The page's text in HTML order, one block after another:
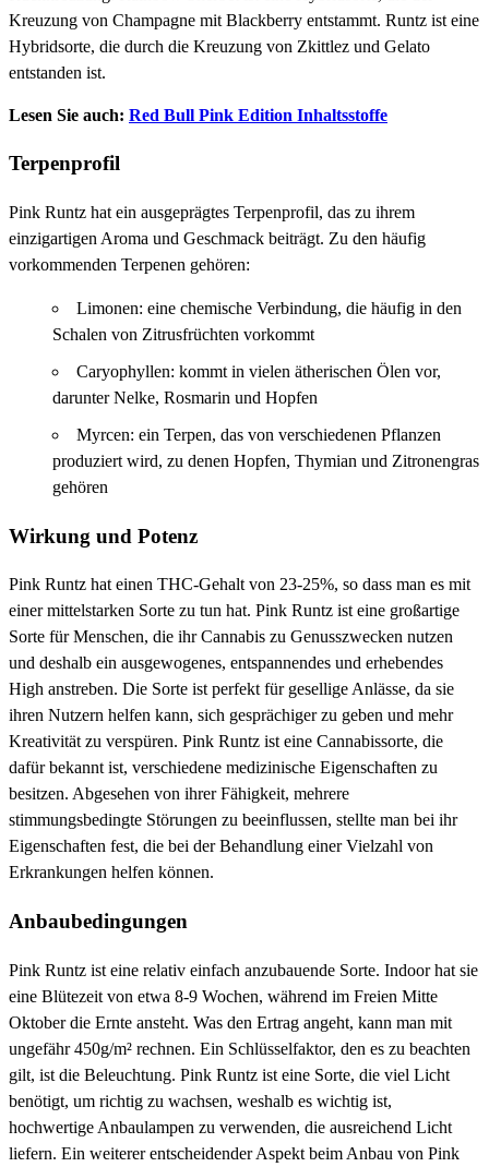
Kreuzung von Champagne mit Blackberry entstammt. Runtz ist eine
Hybridsorte, die durch die Kreuzung von Zkittlez und Gelato
entstanden ist.
Lesen Sie auch: Red Bull Pink Edition Inhaltsstoffe
Terpenprofil
Pink Runtz hat ein ausgeprägtes Terpenprofil, das zu ihrem
einzigartigen Aroma und Geschmack beiträgt. Zu den häufig
vorkommenden Terpenen gehören:
Limonen: eine chemische Verbindung, die häufig in den
Schalen von Zitrusfrüchten vorkommt
Caryophyllen: kommt in vielen ätherischen Ölen vor,
darunter Nelke, Rosmarin und Hopfen
Myrcen: ein Terpen, das von verschiedenen Pflanzen
produziert wird, zu denen Hopfen, Thymian und Zitronengras
gehören
Wirkung und Potenz
Pink Runtz hat einen THC-Gehalt von 23-25%, so dass man es mit
einer mittelstarken Sorte zu tun hat. Pink Runtz ist eine großartige
Sorte für Menschen, die ihr Cannabis zu Genusszwecken nutzen
und deshalb ein ausgewogenes, entspannendes und erhebendes
High anstreben. Die Sorte ist perfekt für gesellige Anlässe, da sie
ihren Nutzern helfen kann, sich gesprächiger zu geben und mehr
Kreativität zu verspüren. Pink Runtz ist eine Cannabissorte, die
dafür bekannt ist, verschiedene medizinische Eigenschaften zu
besitzen. Abgesehen von ihrer Fähigkeit, mehrere
stimmungsbedingte Störungen zu beeinflussen, stellte man bei ihr
Eigenschaften fest, die bei der Behandlung einer Vielzahl von
Erkrankungen helfen können.
Anbaubedingungen
Pink Runtz ist eine relativ einfach anzubauende Sorte. Indoor hat sie
eine Blütezeit von etwa 8-9 Wochen, während im Freien Mitte
Oktober die Ernte ansteht. Was den Ertrag angeht, kann man mit
ungefähr 450g/m² rechnen. Ein Schlüsselfaktor, den es zu beachten
gilt, ist die Beleuchtung. Pink Runtz ist eine Sorte, die viel Licht
benötigt, um richtig zu wachsen, weshalb es wichtig ist,
hochwertige Anbaulampen zu verwenden, die ausreichend Licht
liefern. Ein weiterer entscheidender Aspekt beim Anbau von Pink